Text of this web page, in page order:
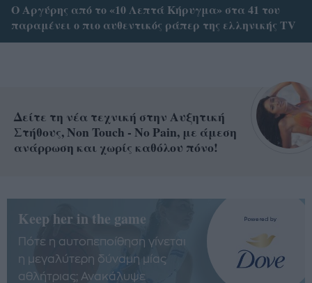
Ο Αργύρης από το «10 Λεπτά Κήρυγμα» στα 41 του
παραμένει ο πιο αυθεντικός ράπερ της ελληνικής TV
Δείτε τη νέα τεχνική στην Αυξητική
Στήθους, Non Touch - No Pain, με άμεση
ανάρρωση και χωρίς καθόλου πόνο!
Keep her in the game
Πότε η αυτοπεποίθηση γίνεται
η μεγαλύτερη δύναμη μίας
αθλήτριας; Ανακάλυψε